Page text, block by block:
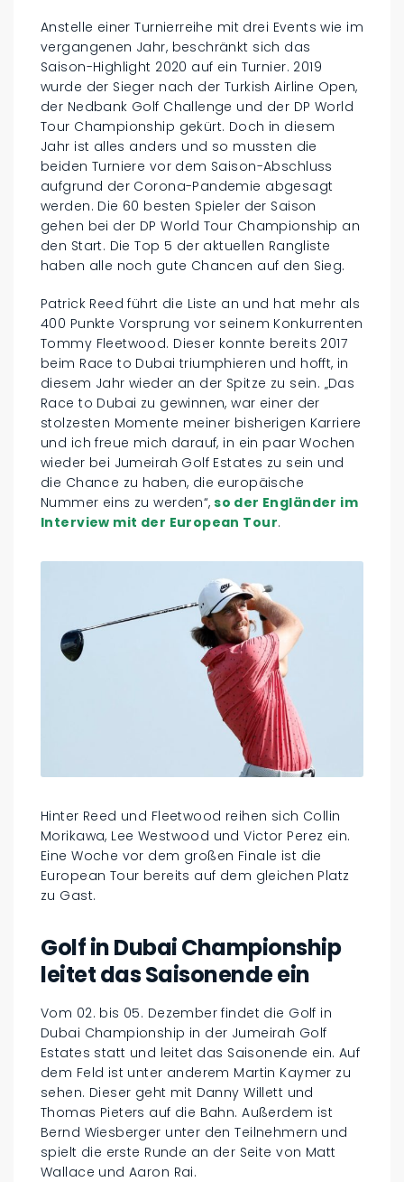
Anstelle einer Turnierreihe mit drei Events wie im
vergangenen Jahr, beschränkt sich das
Saison-Highlight 2020 auf ein Turnier. 2019
wurde der Sieger nach der Turkish Airline Open,
der Nedbank Golf Challenge und der DP World
Tour Championship gekürt. Doch in diesem
Jahr ist alles anders und so mussten die
beiden Turniere vor dem Saison-Abschluss
aufgrund der Corona-Pandemie abgesagt
werden. Die 60 besten Spieler der Saison
gehen bei der DP World Tour Championship an
den Start. Die Top 5 der aktuellen Rangliste
haben alle noch gute Chancen auf den Sieg.
Patrick Reed führt die Liste an und hat mehr als
400 Punkte Vorsprung vor seinem Konkurrenten
Tommy Fleetwood. Dieser konnte bereits 2017
beim Race to Dubai triumphieren und hofft, in
diesem Jahr wieder an der Spitze zu sein. „Das
Race to Dubai zu gewinnen, war einer der
stolzesten Momente meiner bisherigen Karriere
und ich freue mich darauf, in ein paar Wochen
wieder bei Jumeirah Golf Estates zu sein und
die Chance zu haben, die europäische
Nummer eins zu werden“, so der Engländer im
Interview mit der European Tour.
Hinter Reed und Fleetwood reihen sich Collin
Morikawa, Lee Westwood und Victor Perez ein.
Eine Woche vor dem großen Finale ist die
European Tour bereits auf dem gleichen Platz
zu Gast.
Golf in Dubai Championship
leitet das Saisonende ein
Vom 02. bis 05. Dezember findet die Golf in
Dubai Championship in der Jumeirah Golf
Estates statt und leitet das Saisonende ein. Auf
dem Feld ist unter anderem Martin Kaymer zu
sehen. Dieser geht mit Danny Willett und
Thomas Pieters auf die Bahn. Außerdem ist
Bernd Wiesberger unter den Teilnehmern und
spielt die erste Runde an der Seite von Matt
Wallace und Aaron Rai.